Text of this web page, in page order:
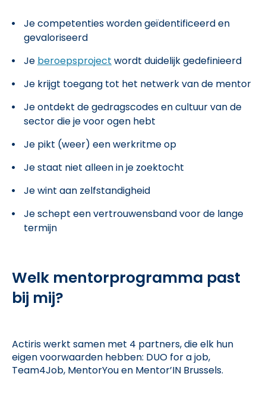
Je competenties worden geïdentificeerd en
gevaloriseerd
Je beroepsproject wordt duidelijk gedefinieerd
Je krijgt toegang tot het netwerk van de mentor
Je ontdekt de gedragscodes en cultuur van de
sector die je voor ogen hebt
Je pikt (weer) een werkritme op
Je staat niet alleen in je zoektocht
Je wint aan zelfstandigheid
Je schept een vertrouwensband voor de lange
termijn
Welk mentorprogramma past
bij mij?
Actiris werkt samen met 4 partners, die elk hun
eigen voorwaarden hebben: DUO for a job,
Team4Job, MentorYou en Mentor’IN Brussels.